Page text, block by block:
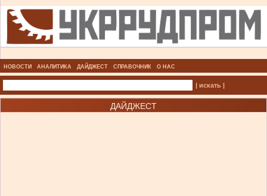
НОВОСТИ АНАЛИТИКА ДАЙДЖЕСТ СПРАВОЧНИК О НАС
| искать |
ДАЙДЖЕСТ